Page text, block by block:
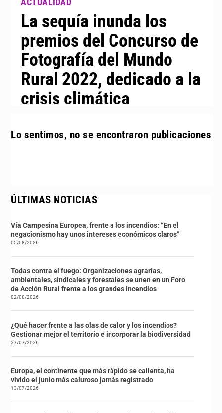
La sequía inunda los
premios del Concurso de
Fotografía del Mundo
Rural 2022, dedicado a la
crisis climática
Lo sentimos, no se encontraron publicaciones
ÚLTIMAS NOTICIAS
Vía Campesina Europea, frente a los incendios: “En el
negacionismo hay unos intereses económicos claros”
05/08/2026
Todas contra el fuego: Organizaciones agrarias,
ambientales, sindicales y forestales se unen en un Foro
de Acción Rural frente a los grandes incendios
02/08/2026
¿Qué hacer frente a las olas de calor y los incendios?
Gestionar mejor el territorio e incorporar la biodiversidad
27/07/2026
Europa, el continente que más rápido se calienta, ha
vivido el junio más caluroso jamás registrado
13/07/2026